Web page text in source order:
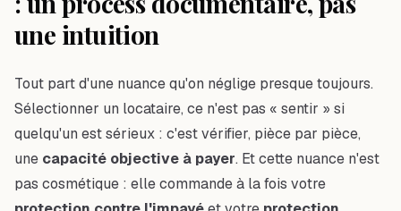
une intuition
Tout part d'une nuance qu'on néglige presque toujours.
Sélectionner un locataire, ce n'est pas « sentir » si
quelqu'un est sérieux : c'est vérifier, pièce par pièce,
une capacité objective à payer. Et cette nuance n'est
pas cosmétique : elle commande à la fois votre